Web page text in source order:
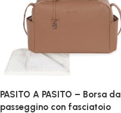
PASITO A PASITO – Borsa da
passeggino con fasciatoio